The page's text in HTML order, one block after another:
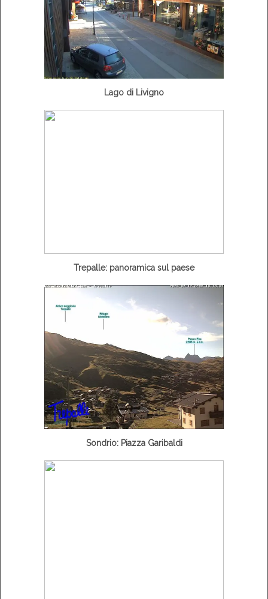
Lago di Livigno
Trepalle: panoramica sul paese
Sondrio: Piazza Garibaldi